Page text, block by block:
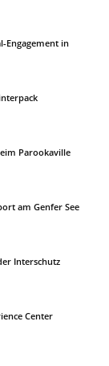
Engagement in
Parookaville
am Genfer See
Interschutz
Center